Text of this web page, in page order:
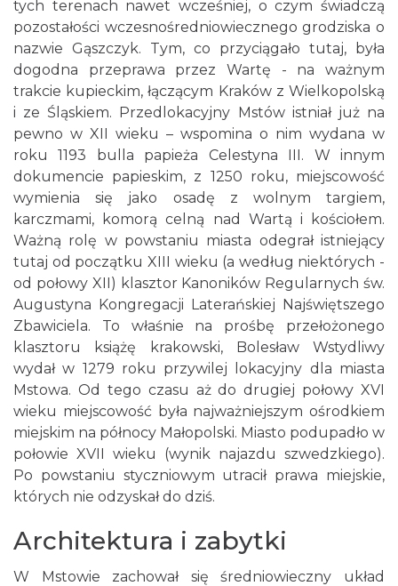
tych terenach nawet wcześniej, o czym świadczą
pozostałości wczesnośredniowiecznego grodziska o
nazwie Gąszczyk. Tym, co przyciągało tutaj, była
dogodna przeprawa przez Wartę - na ważnym
trakcie kupieckim, łączącym Kraków z Wielkopolską
i ze Śląskiem. Przedlokacyjny Mstów istniał już na
pewno w XII wieku – wspomina o nim wydana w
roku 1193 bulla papieża Celestyna III. W innym
dokumencie papieskim, z 1250 roku, miejscowość
wymienia się jako osadę z wolnym targiem,
karczmami, komorą celną nad Wartą i kościołem.
Ważną rolę w powstaniu miasta odegrał istniejący
tutaj od początku XIII wieku (a według niektórych -
od połowy XII) klasztor Kanoników Regularnych św.
Augustyna Kongregacji Laterańskiej Najświętszego
Zbawiciela. To właśnie na prośbę przełożonego
klasztoru książę krakowski, Bolesław Wstydliwy
wydał w 1279 roku przywilej lokacyjny dla miasta
Mstowa. Od tego czasu aż do drugiej połowy XVI
wieku miejscowość była najważniejszym ośrodkiem
miejskim na północy Małopolski. Miasto podupadło w
połowie XVII wieku (wynik najazdu szwedzkiego).
Po powstaniu styczniowym utracił prawa miejskie,
których nie odzyskał do dziś.
Architektura i zabytki
W Mstowie zachował się średniowieczny układ